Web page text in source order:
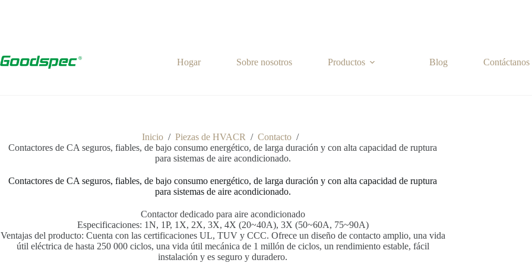
Hogar Sobre nosotros Productos Blog Contáctanos
Inicio / Piezas de HVACR / Contacto /
Contactores de CA seguros, fiables, de bajo consumo energético, de larga duración y con alta capacidad de ruptura
para sistemas de aire acondicionado.
Contactores de CA seguros, fiables, de bajo consumo energético, de larga duración y con alta capacidad de ruptura
para sistemas de aire acondicionado.
Contactor dedicado para aire acondicionado
Especificaciones: 1N, 1P, 1X, 2X, 3X, 4X (20~40A), 3X (50~60A, 75~90A)
Ventajas del producto: Cuenta con las certificaciones UL, TUV y CCC. Ofrece un diseño de contacto amplio, una vida
útil eléctrica de hasta 250 000 ciclos, una vida útil mecánica de 1 millón de ciclos, un rendimiento estable, fácil
instalación y es seguro y duradero.